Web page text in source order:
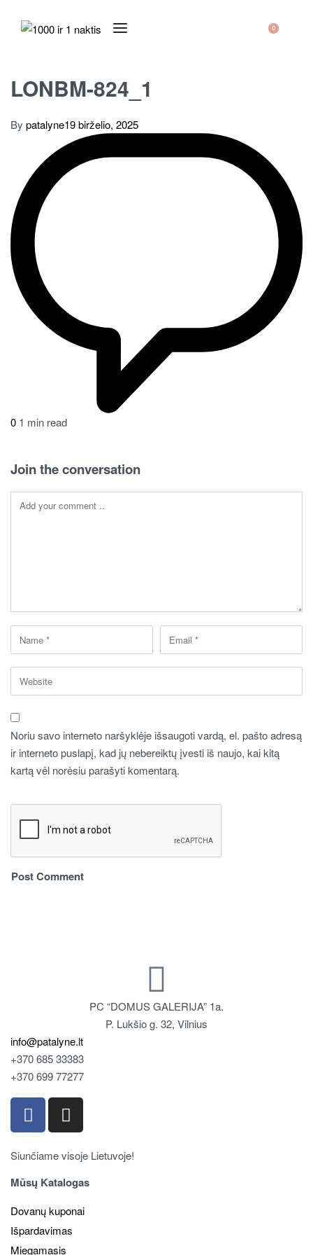
0
LONBM-824_1
By patalyne19 birželio, 2025
0 1 min read
Join the conversation
Noriu savo interneto naršyklėje išsaugoti vardą, el. pašto adresą
ir interneto puslapį, kad jų nebereiktų įvesti iš naujo, kai kitą
kartą vėl norėsiu parašyti komentarą.
PC “DOMUS GALERIJA” 1a.
P. Lukšio g. 32, Vilnius
info@patalyne.lt
+370 685 33383
+370 699 77277
Siunčiame visoje Lietuvoje!
Mūsų Katalogas
Dovanų kuponai
Išpardavimas
Miegamasis